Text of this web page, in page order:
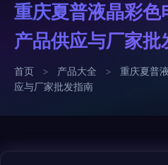
重庆夏普液晶彩色
产品供应与厂家批
首页 > 产品大全 >
重庆夏普
应与厂家批发指南